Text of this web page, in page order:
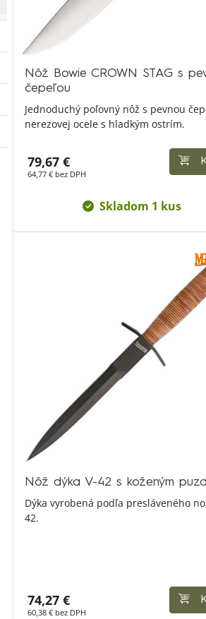
Nôž Bowie CROWN STAG s
čepeľou
Jednoduchý poľovný nôž s pevnou
nerezovej ocele s hladkým ostrím.
79,67 €
64,77 € bez DPH
Skladom 1 kus
Nôž dýka V-42 s koženým
Dýka vyrobená podľa presláveného
42.
74,27 €
60,38 € bez DPH